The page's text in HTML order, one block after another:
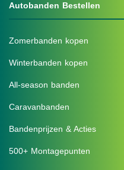
Autobanden Bestellen
Zomerbanden kopen
Winterbanden kopen
All-season banden
Caravanbanden
Bandenprijzen & Acties
500+ Montagepunten